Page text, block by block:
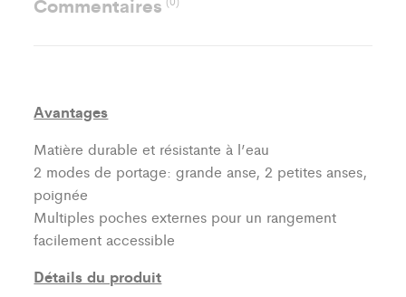
Avantages
Matière durable et résistante à l’eau
2 modes de portage: grande anse, 2 petites anses,
poignée
Multiples poches externes pour un rangement
facilement accessible
Détails du produit